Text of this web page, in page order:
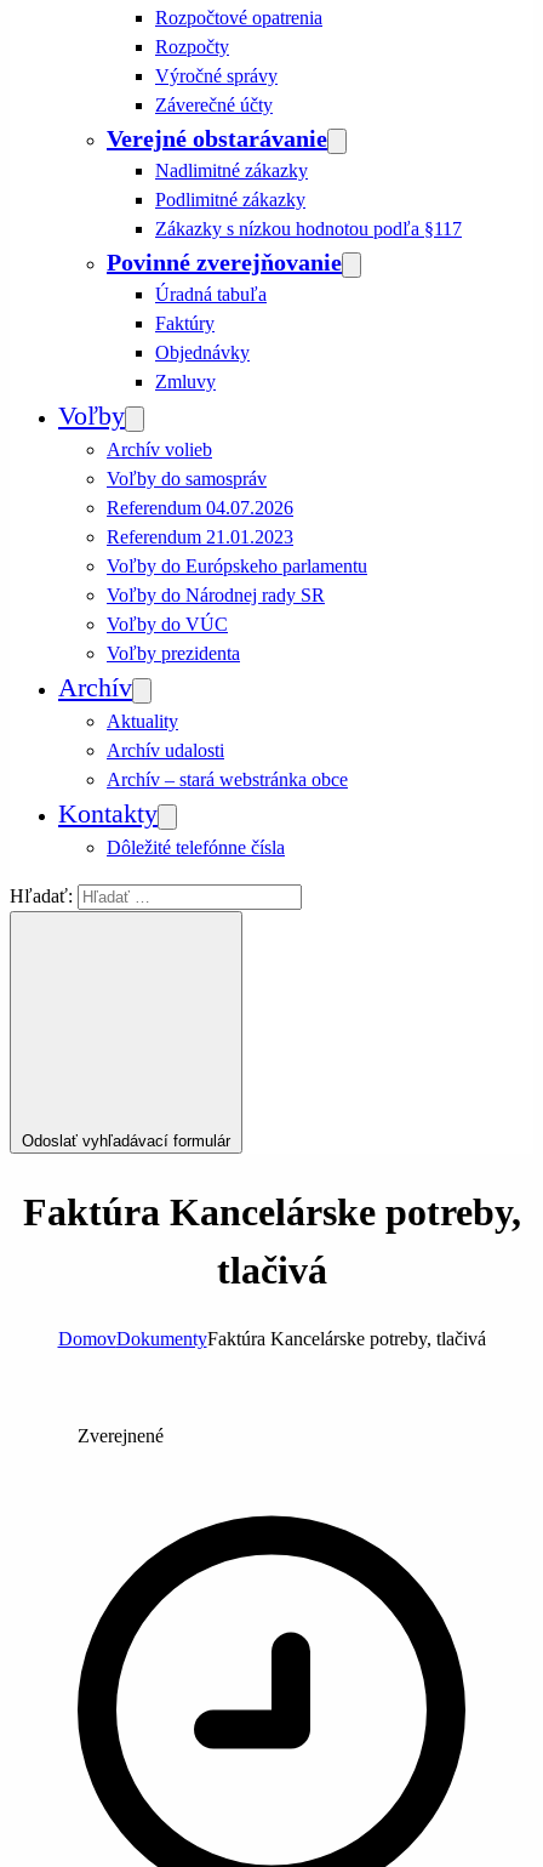
Rozpočtové opatrenia
Rozpočty
Výročné správy
Záverečné účty
Verejné obstarávanie
Nadlimitné zákazky
Podlimitné zákazky
Zákazky s nízkou hodnotou podľa §117
Povinné zverejňovanie
Úradná tabuľa
Faktúry
Objednávky
Zmluvy
Voľby
Archív volieb
Voľby do samospráv
Referendum 04.07.2026
Referendum 21.01.2023
Voľby do Európskeho parlamentu
Voľby do Národnej rady SR
Voľby do VÚC
Voľby prezidenta
Archív
Aktuality
Archív udalosti
Archív – stará webstránka obce
Kontakty
Dôležité telefónne čísla
Hľadať:
Odoslať vyhľadávací formulár
Faktúra Kancelárske potreby,
tlačivá
DomovDokumentyFaktúra Kancelárske potreby, tlačivá
Zverejnené